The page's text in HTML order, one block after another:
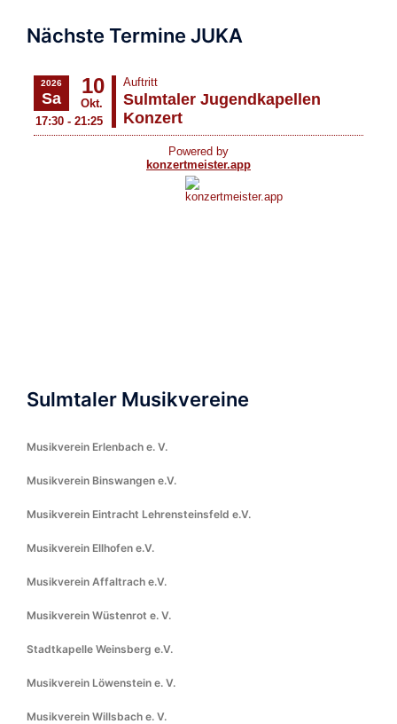
Nächste Termine JUKA
Sulmtaler Musikvereine
Musikverein Erlenbach e. V.
Musikverein Binswangen e.V.
Musikverein Eintracht Lehrensteinsfeld e.V.
Musikverein Ellhofen e.V.
Musikverein Affaltrach e.V.
Musikverein Wüstenrot e. V.
Stadtkapelle Weinsberg e.V.
Musikverein Löwenstein e. V.
Musikverein Willsbach e. V.